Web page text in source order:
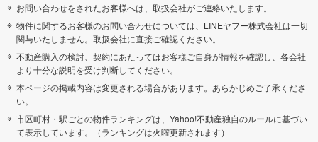
お問い合わせをされたお客様へは、取扱会社がご連絡いたします。
物件に関するお客様のお問い合わせについては、LINEヤフー株式会社は一切
関与いたしません。取扱会社に直接ご確認ください。
不動産購入の検討、契約にあたってはお客様ご自身が情報を確認し、各会社
より十分な説明を受け判断してください。
本ページの掲載内容は変更される場合があります。あらかじめご了承くださ
い。
市区町村・駅ごとの物件ランキングは、Yahoo!不動産独自のルールに基づい
て表示しています。（ランキングは火曜更新されます）